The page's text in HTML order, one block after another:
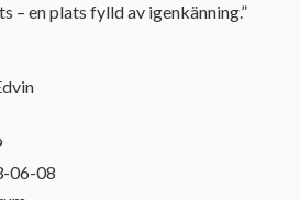
en plats fylld av igenkänning.”
06-08